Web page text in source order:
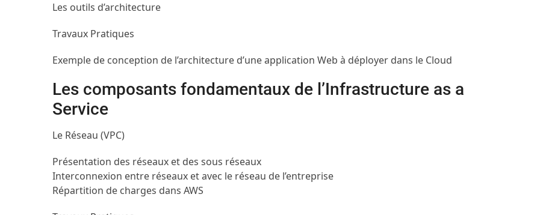
Les outils d’architecture
Travaux Pratiques
Exemple de conception de l’architecture d’une application Web à déployer dans le Cloud
Les composants fondamentaux de l’Infrastructure as a
Service
Le Réseau (VPC)
Présentation des réseaux et des sous réseaux
Interconnexion entre réseaux et avec le réseau de l’entreprise
Répartition de charges dans AWS